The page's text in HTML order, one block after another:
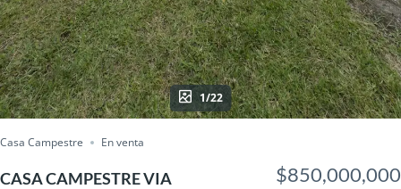
1/22
Casa Campestre En venta
CASA CAMPESTRE VIA
$850,000,000